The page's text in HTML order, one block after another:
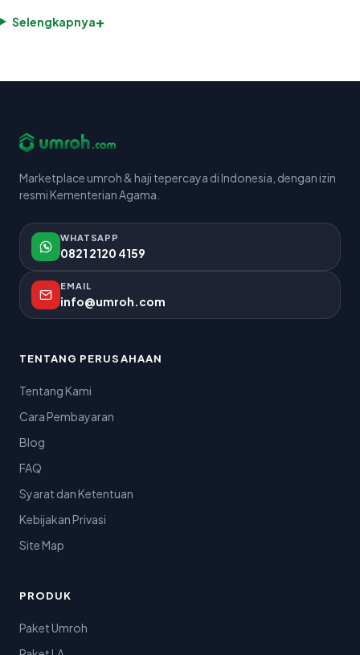
Selengkapnya+
Marketplace umroh & haji tepercaya di Indonesia, dengan izin
resmi Kementerian Agama.
WHATSAPP
0821 2120 4159
EMAIL
info@umroh.com
TENTANG PERUSAHAAN
Tentang Kami
Cara Pembayaran
Blog
FAQ
Syarat dan Ketentuan
Kebijakan Privasi
Site Map
PRODUK
Paket Umroh